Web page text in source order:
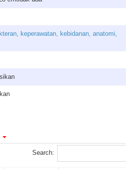
keperawatan, kebidanan, anatomi,
Search: